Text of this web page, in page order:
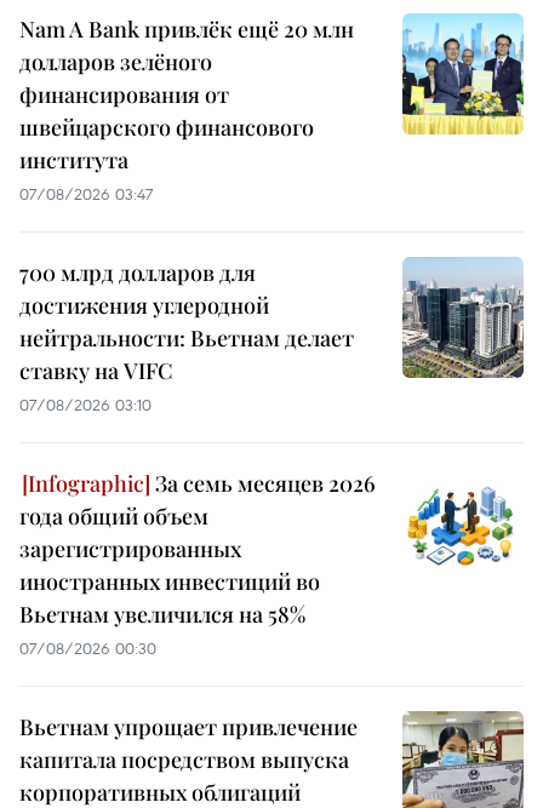
Nam A Bank привлёк ещё 20 млн
долларов зелёного
финансирования от
швейцарского финансового
института
07/08/2026 03:47
700 млрд долларов для
достижения углеродной
нейтральности: Вьетнам делает
ставку на VIFC
07/08/2026 03:10
За семь месяцев 2026
года общий объем
зарегистрированных
иностранных инвестиций во
Вьетнам увеличился на 58%
07/08/2026 00:30
Вьетнам упрощает привлечение
капитала посредством выпуска
корпоративных облигаций